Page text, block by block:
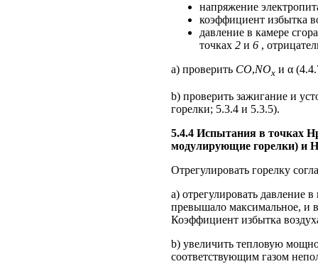
напряжение
коэффициент избытка
давление в камере
точках 2 и 6 ,
a) проверить CO,NOx и α
b) проверить зажигание и
горелки; 5.3.4 и 5.3.5).
5.4.4 Испытания в точках
модулирующие горелки) и
Отрегулировать горелку
a) отрегулировать давление
превышало максимальное, и
Коэффициент избытка
b) увеличить тепловую
соответствующим газом